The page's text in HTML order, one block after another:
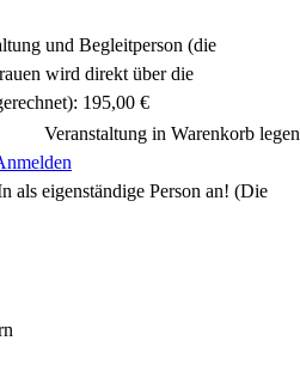
und Begleitperson (die
wird direkt über die
195,00 €
Veranstaltung in Warenkorb legen
als eigenständige Person an! (Die